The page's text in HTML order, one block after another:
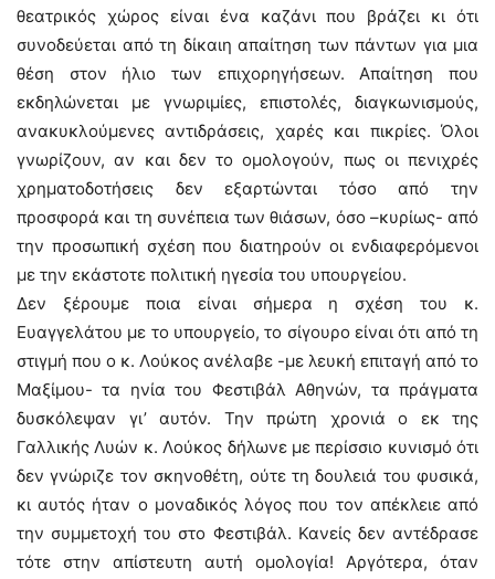
θεατρικός χώρος είναι ένα καζάνι που βράζει κι ότι
συνοδεύεται από τη δίκαιη απαίτηση των πάντων για μια
θέση στον ήλιο των επιχορηγήσεων. Απαίτηση που
εκδηλώνεται με γνωριμίες, επιστολές, διαγκωνισμούς,
ανακυκλούμενες αντιδράσεις, χαρές και πικρίες. Όλοι
γνωρίζουν, αν και δεν το ομολογούν, πως οι πενιχρές
χρηματοδοτήσεις δεν εξαρτώνται τόσο από την
προσφορά και τη συνέπεια των θιάσων, όσο –κυρίως- από
την προσωπική σχέση που διατηρούν οι ενδιαφερόμενοι
με την εκάστοτε πολιτική ηγεσία του υπουργείου.
Δεν ξέρουμε ποια είναι σήμερα η σχέση του κ.
Ευαγγελάτου με το υπουργείο, το σίγουρο είναι ότι από τη
στιγμή που ο κ. Λούκος ανέλαβε -με λευκή επιταγή από το
Μαξίμου- τα ηνία του Φεστιβάλ Αθηνών, τα πράγματα
δυσκόλεψαν γι’ αυτόν. Την πρώτη χρονιά ο εκ της
Γαλλικής Λυών κ. Λούκος δήλωνε με περίσσιο κυνισμό ότι
δεν γνώριζε τον σκηνοθέτη, ούτε τη δουλειά του φυσικά,
κι αυτός ήταν ο μοναδικός λόγος που τον απέκλειε από
την συμμετοχή του στο Φεστιβάλ. Κανείς δεν αντέδρασε
τότε στην απίστευτη αυτή ομολογία! Αργότερα, όταν